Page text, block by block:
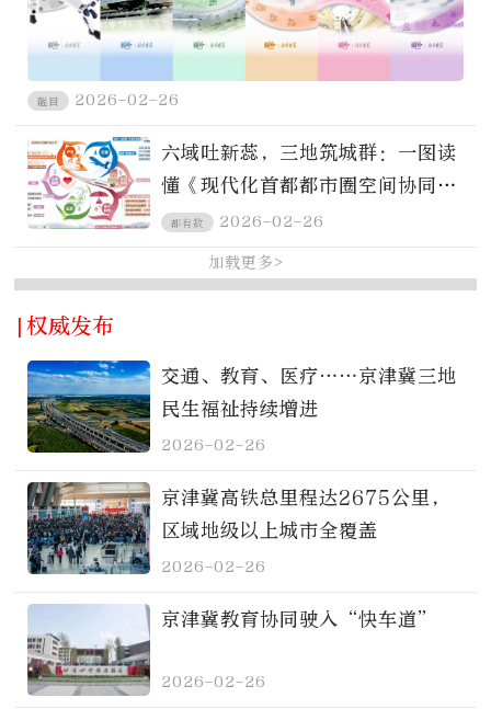
醒目 2026-02-26
六域吐新蕊，三地筑城群：一图读
懂《现代化首都都市圈空间协同规
划（2023—2035年）》
都有数 2026-02-26
加载更多>
|权威发布
交通、教育、医疗……京津冀三地
民生福祉持续增进
2026-02-26
京津冀高铁总里程达2675公里，
区域地级以上城市全覆盖
2026-02-26
京津冀教育协同驶入“快车道”
2026-02-26